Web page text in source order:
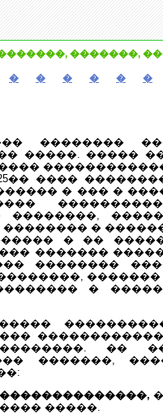
�������,
� � � � � �
��������
�����. �����
����
� ��� �
��������,
�
� ��
�������
��������
�
��
�������,
�����.